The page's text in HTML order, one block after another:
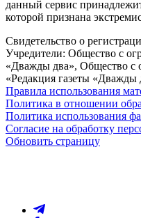
данный сервис
которой признана
Свидетельство о
Учредители: Общество с
«Дважды два», Общество с
«Редакция газеты «Дважды
Правила использования
Политика в отношении
Политика использования
Согласие на обработку
Обновить страницу